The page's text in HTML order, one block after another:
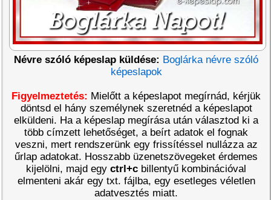
Névre szóló képeslap küldése: Boglárka névre szóló
képeslapok
Figyelmeztetés: Mielőtt a képeslapot megírnád, kérjük
döntsd el hány személynek szeretnéd a képeslapot
elküldeni. Ha a képeslap megírása után választod ki a
több címzett lehetőséget, a beírt adatok el fognak
veszni, mert rendszerünk egy frissítéssel nullázza az
űrlap adatokat. Hosszabb üzenetszövegeket érdemes
kijelölni, majd egyctrl+c billentyű kombinációval
elmenteni akár egy txt. fájlba, egy esetleges véletlen
adatvesztés miatt.